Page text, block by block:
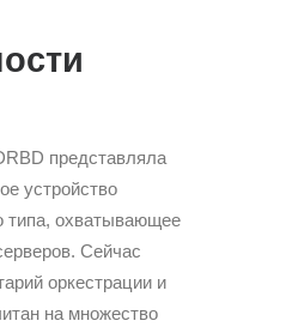
представляла
устройство
типа, охватывающее
Сейчас
оркестрации и
на множество